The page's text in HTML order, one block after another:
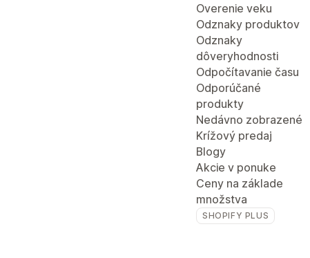
Overenie veku
Odznaky produktov
Odznaky
dôveryhodnosti
Odpočítavanie času
Odporúčané
produkty
Nedávno zobrazené
Krížový predaj
Blogy
Akcie v ponuke
Ceny na základe
množstva
SHOPIFY PLUS